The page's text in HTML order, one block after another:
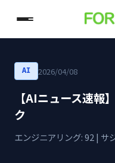
AI 2026/04/08
【AIニュース速報
ク
エンジニアリング: 92 | サ